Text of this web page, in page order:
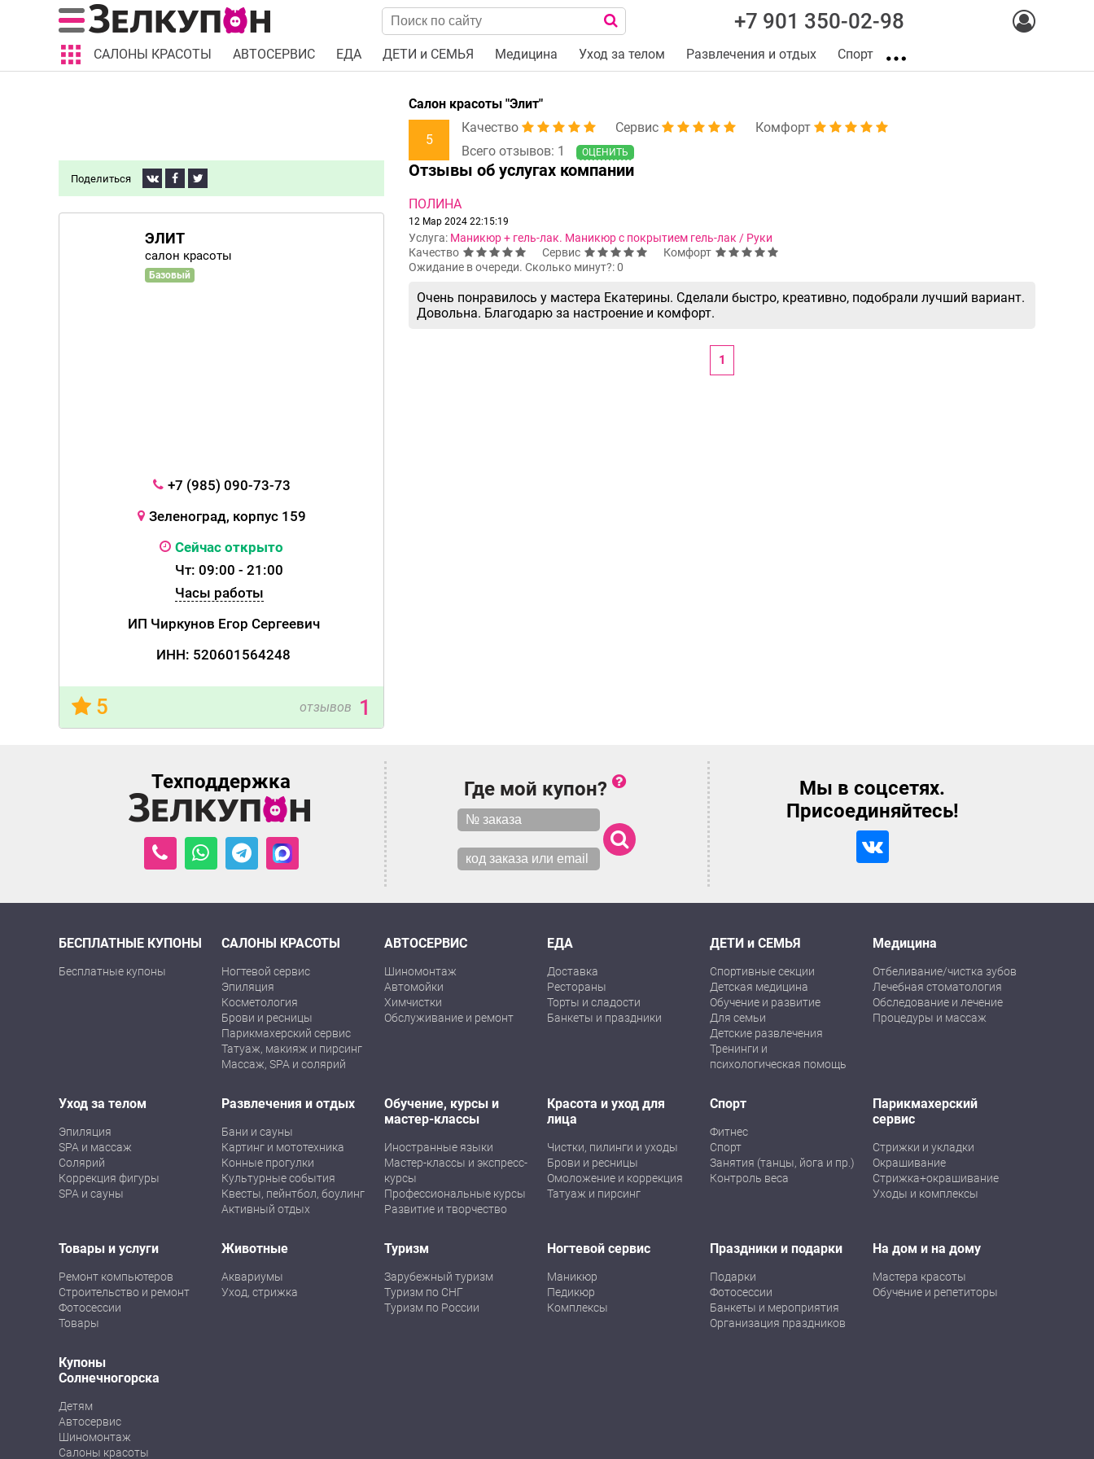
+7 901 350-02-98
САЛОНЫ КРАСОТЫ АВТОСЕРВИС ЕДА ДЕТИ и СЕМЬЯ Медицина Уход за телом Развлечения и отдых Спорт
Салон красоты "Элит"
5
Качество Сервис
Комфорт
Всего отзывов: 1
ОЦЕНИТЬ
Поделиться
ЭЛИТ
салон красоты
Базовый
+7 (985) 090-73-73
Зеленоград, корпус 159
Сейчас открыто
Чт: 09:00 - 21:00
Часы работы
ИП Чиркунов Егор Сергеевич
ИНН: 520601564248
5 отзывов 1
Отзывы об услугах компании
ПОЛИНА
12 Мар 2024 22:15:19
Услуга: Маникюр + гель-лак. Маникюр с покрытием гель-лак / Руки
Качество
Сервис
Комфорт
Ожидание в очереди. Сколько минут?: 0
Очень понравилось у мастера Екатерины. Сделали быстро, креативно, подобрали лучший вариант.
Довольна. Благодарю за настроение и комфорт.
1
Техподдержка Где мой купон?
Мы в соцсетях.
Присоединяйтесь!
БЕСПЛАТНЫЕ КУПОНЫ
Бесплатные купоны
САЛОНЫ КРАСОТЫ
Ногтевой сервис
Эпиляция
Косметология
Брови и ресницы
Парикмахерский сервис
Татуаж, макияж и пирсинг
Массаж, SPA и солярий
АВТОСЕРВИС
Шиномонтаж
Автомойки
Химчистки
Обслуживание и ремонт
ЕДА
Доставка
Рестораны
Торты и сладости
Банкеты и праздники
ДЕТИ и СЕМЬЯ
Спортивные секции
Детская медицина
Обучение и развитие
Для семьи
Детские развлечения
Тренинги и
психологическая помощь
Медицина
Отбеливание/чистка зубов
Лечебная стоматология
Обследование и лечение
Процедуры и массаж
Уход за телом
Эпиляция
SPA и массаж
Солярий
Коррекция фигуры
SPA и сауны
Развлечения и отдых
Бани и сауны
Картинг и мототехника
Конные прогулки
Культурные события
Квесты, пейнтбол, боулинг
Активный отдых
Обучение, курсы и
мастер-классы
Иностранные языки
Мастер-классы и экспресс-
курсы
Профессиональные курсы
Развитие и творчество
Красота и уход для
лица
Чистки, пилинги и уходы
Брови и ресницы
Омоложение и коррекция
Татуаж и пирсинг
Спорт
Фитнес
Спорт
Занятия (танцы, йога и пр.)
Контроль веса
Парикмахерский
сервис
Стрижки и укладки
Окрашивание
Стрижка+окрашивание
Уходы и комплексы
Товары и услуги
Ремонт компьютеров
Строительство и ремонт
Фотосессии
Товары
Животные
Аквариумы
Уход, стрижка
Туризм
Зарубежный туризм
Туризм по СНГ
Туризм по России
Ногтевой сервис
Маникюр
Педикюр
Комплексы
Праздники и подарки
Подарки
Фотосессии
Банкеты и мероприятия
Организация праздников
На дом и на дому
Мастера красоты
Обучение и репетиторы
Купоны
Солнечногорска
Детям
Автосервис
Шиномонтаж
Салоны красоты